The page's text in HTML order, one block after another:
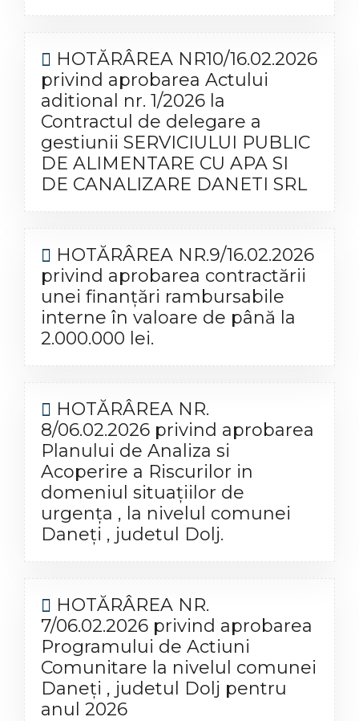
HOTĂRÂREA NR10/16.02.2026
privind aprobarea Actului
aditional nr. 1/2026 la
Contractul de delegare a
gestiunii SERVICIULUI PUBLIC
DE ALIMENTARE CU APA SI
DE CANALIZARE DANETI SRL
HOTĂRÂREA NR.9/16.02.2026
privind aprobarea contractării
unei finanțări rambursabile
interne în valoare de până la
2.000.000 lei.
HOTĂRÂREA NR.
8/06.02.2026 privind aprobarea
Planului de Analiza si
Acoperire a Riscurilor in
domeniul situațiilor de
urgența , la nivelul comunei
Daneți , judetul Dolj.
HOTĂRÂREA NR.
7/06.02.2026 privind aprobarea
Programului de Actiuni
Comunitare la nivelul comunei
Daneți , judetul Dolj pentru
anul 2026